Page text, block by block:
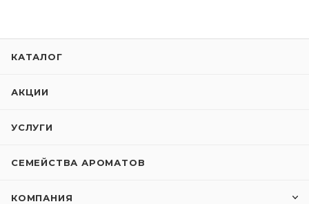
КАТАЛОГ
АКЦИИ
УСЛУГИ
СЕМЕЙСТВА АРОМАТОВ
КОМПАНИЯ